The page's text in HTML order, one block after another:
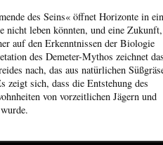
des Seins« öffnet Horizonte in
nicht leben könnten, und eine
auf den Erkenntnissen der Biologie
des Demeter-Mythos zeichnet
nach, das aus natürlichen
zeigt sich, dass die Entstehung des
von vorzeitlichen Jägern und